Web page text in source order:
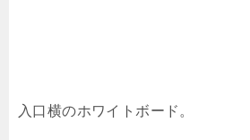
入口横のホワイトボード。